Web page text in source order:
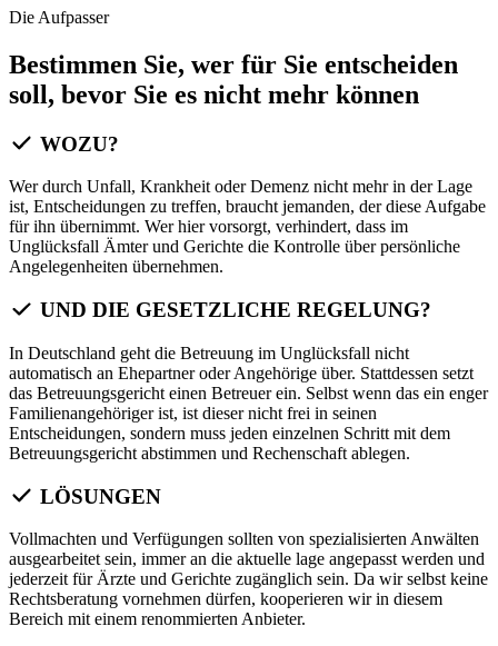
Die Aufpasser
Bestimmen Sie, wer für Sie entscheiden
soll, bevor Sie es nicht mehr können
WOZU?
Wer durch Unfall, Krankheit oder Demenz nicht mehr in der Lage
ist, Entscheidungen zu treffen, braucht jemanden, der diese Aufgabe
für ihn übernimmt. Wer hier vorsorgt, verhindert, dass im
Unglücksfall Ämter und Gerichte die Kontrolle über persönliche
Angelegenheiten übernehmen.
UND DIE GESETZLICHE REGELUNG?
In Deutschland geht die Betreuung im Unglücksfall nicht
automatisch an Ehepartner oder Angehörige über. Stattdessen setzt
das Betreuungsgericht einen Betreuer ein. Selbst wenn das ein enger
Familienangehöriger ist, ist dieser nicht frei in seinen
Entscheidungen, sondern muss jeden einzelnen Schritt mit dem
Betreuungsgericht abstimmen und Rechenschaft ablegen.
LÖSUNGEN
Vollmachten und Verfügungen sollten von spezialisierten Anwälten
ausgearbeitet sein, immer an die aktuelle lage angepasst werden und
jederzeit für Ärzte und Gerichte zugänglich sein. Da wir selbst keine
Rechtsberatung vornehmen dürfen, kooperieren wir in diesem
Bereich mit einem renommierten Anbieter.